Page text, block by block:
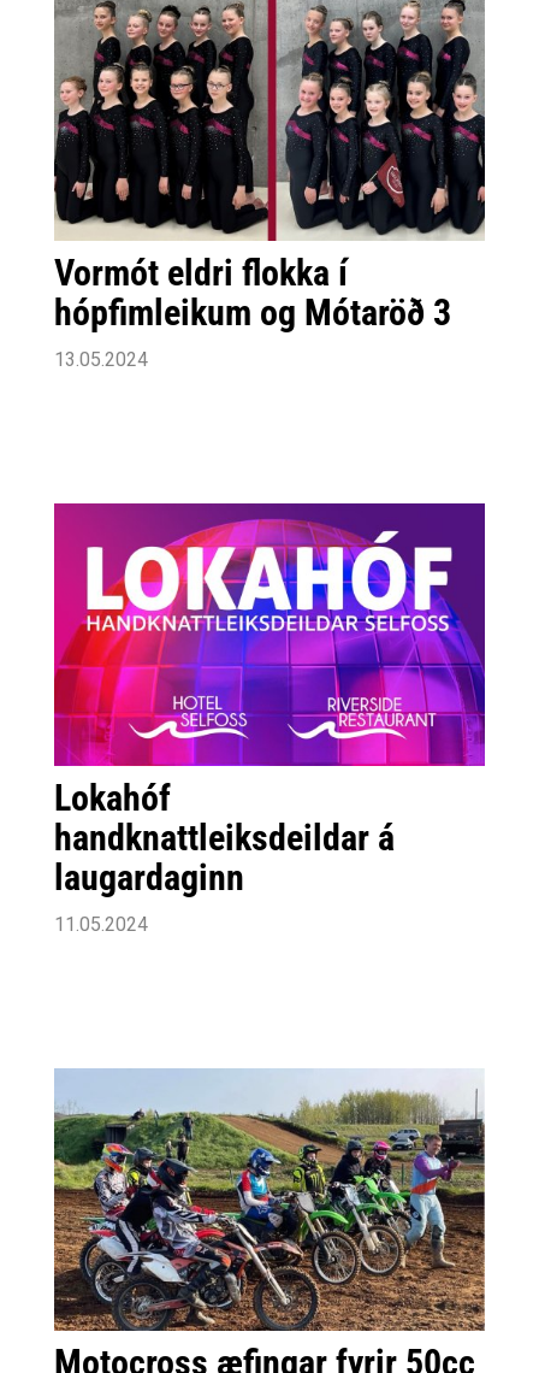
Vormót eldri flokka í
hópfimleikum og Mótaröð 3
13.05.2024
Lokahóf
handknattleiksdeildar á
laugardaginn
11.05.2024
Motocross æfingar fyrir 50cc